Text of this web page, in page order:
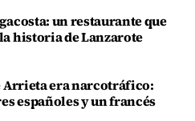
un restaurante que
historia de Lanzarote
Arrieta era narcotráfico:
españoles y un francés